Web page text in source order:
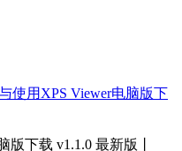
使用XPS Viewer电脑版下
版下载 v1.1.0 最新版丨